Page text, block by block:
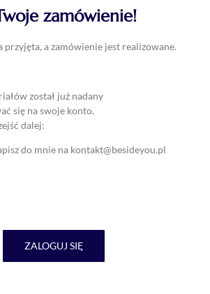
zamówienie!
przyjęta, a zamówienie jest realizowane.
został już nadany
się na swoje konto.
dalej:
do mnie na kontakt@besideyou.pl
ZALOGUJ SIĘ